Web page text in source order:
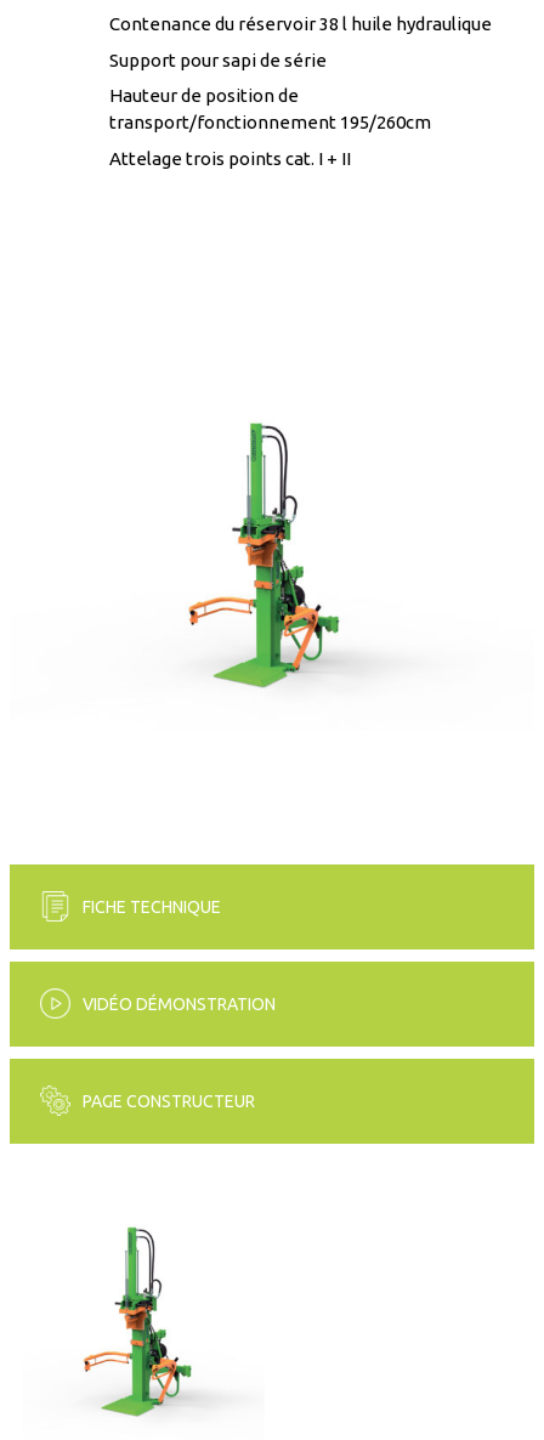
FICHE TECHNIQUE
VIDÉO DÉMONSTRATION
PAGE CONSTRUCTEUR
Contenance du réservoir 38 l huile hydraulique
Support pour sapi de série
Hauteur de position de
transport/fonctionnement 195/260cm
Attelage trois points cat. I + II